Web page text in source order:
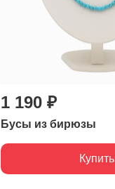
1 190 ₽
Бусы из бирюзы
Купить